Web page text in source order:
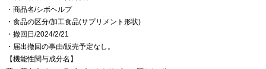
・商品名/シボヘルプ
・食品の区分/加工食品(サプリメント形状)
・撤回日/2024/2/21
・届出撤回の事由/販売予定なし。
【機能性関与成分名】